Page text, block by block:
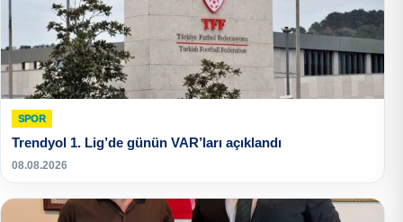
SPOR
Trendyol 1. Lig’de günün VAR’ları açıklandı
08.08.2026